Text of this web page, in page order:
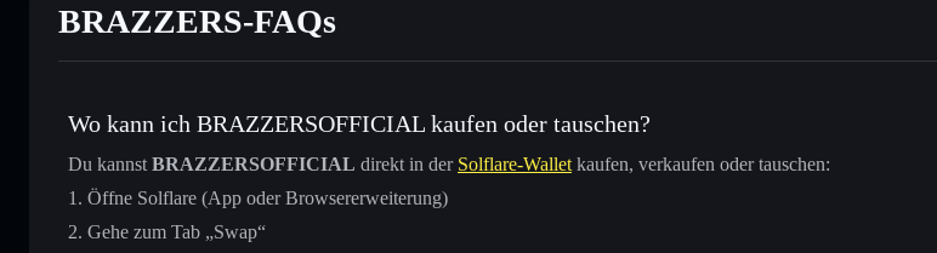
BRAZZERS-FAQs
Wo kann ich BRAZZERSOFFICIAL kaufen oder tauschen?
Du kannst BRAZZERSOFFICIAL direkt in der Solflare-Wallet kaufen, verkaufen oder tauschen:
Öffne Solflare (App oder Browsererweiterung)
Gehe zum Tab „Swap“